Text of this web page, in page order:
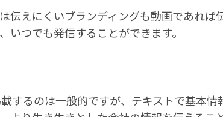
伝えにくいブランディングも動画であれば
いつでも発信することができます。
するのは一般的ですが、テキストで基本情